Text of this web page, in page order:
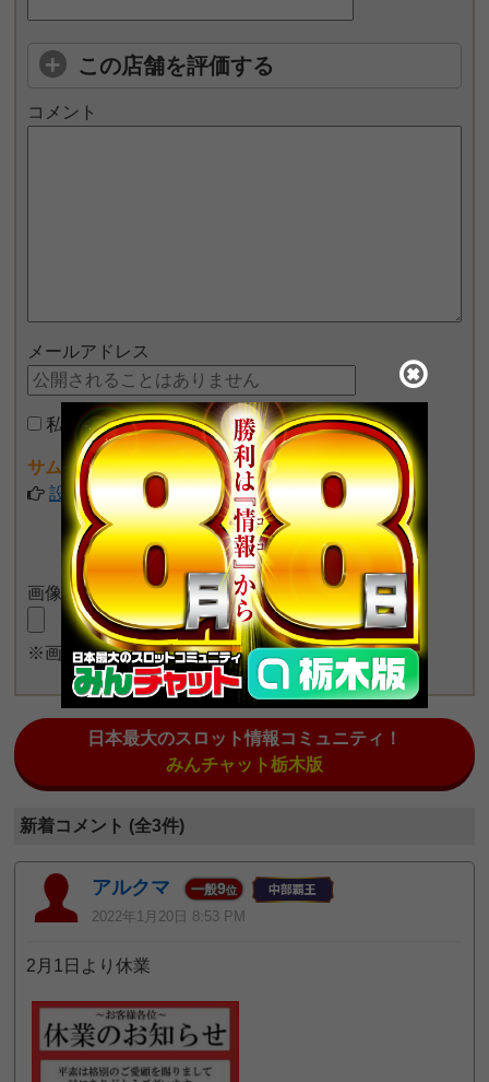
この店舗を評価する
コメント
メールアドレス
私はロボットではありません
サムネイル画像が設定できるようになりました♪
設定してみる
画像をアップロード
※画像長押しで一度に4枚まで投稿可能
日本最大のスロット情報コミュニティ！
みんチャット栃木版
新着コメント (全3件)
アルクマ 一般9位
2022年1月20日 8:53 PM
2月1日より休業